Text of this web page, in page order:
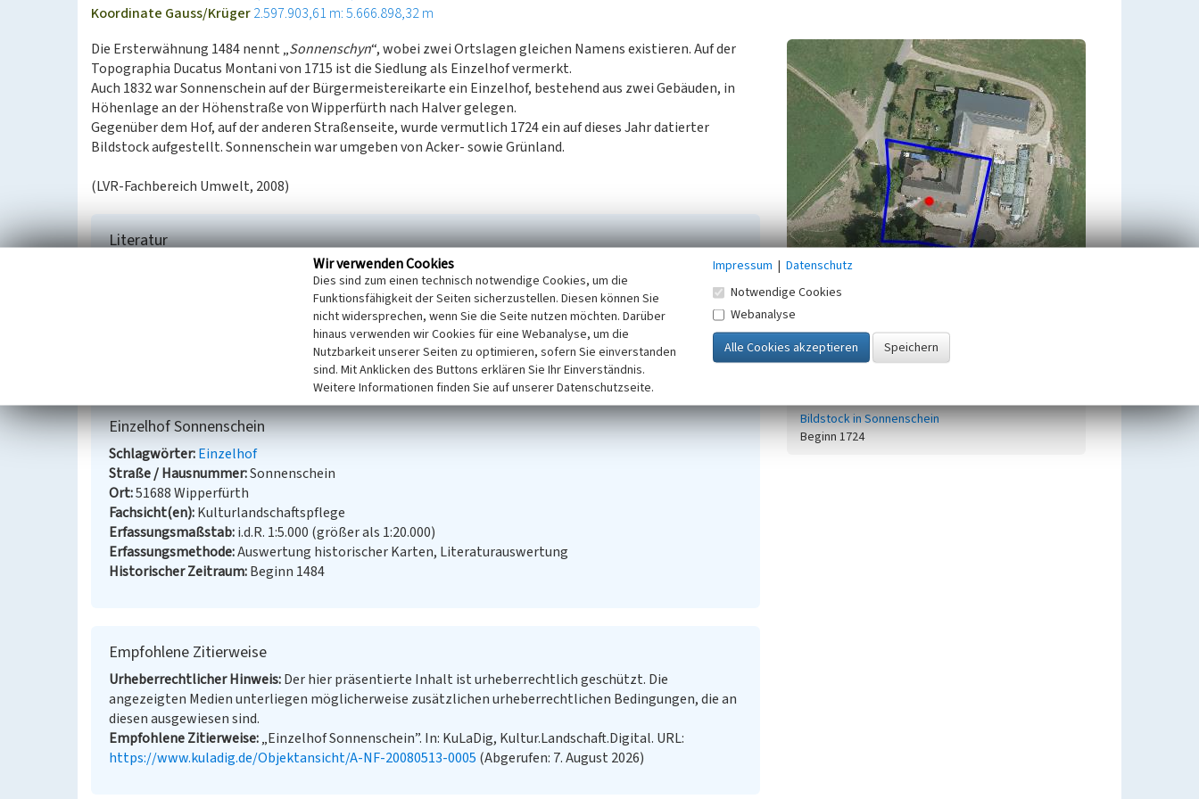
Koordinate Gauss/Krüger2.597.903,61 m: 5.666.898,32 m
Die Ersterwähnung 1484 nennt „Sonnenschyn“, wobei zwei Ortslagen gleichen Namens existieren. Auf der
Topographia Ducatus Montani von 1715 ist die Siedlung als Einzelhof vermerkt.
Auch 1832 war Sonnenschein auf der Bürgermeistereikarte ein Einzelhof, bestehend aus zwei Gebäuden, in
Höhenlage an der Höhenstraße von Wipperfürth nach Halver gelegen.
Gegenüber dem Hof, auf der anderen Straßenseite, wurde vermutlich 1724 ein auf dieses Jahr datierter
Bildstock aufgestellt. Sonnenschein war umgeben von Acker- sowie Grünland.
(LVR-Fachbereich Umwelt, 2008)
Literatur
Pampus, Klaus / Oberbergische Abteilung 1924 e.V. des Bergischen Geschichtsvereins (Hrsg.)
Urkundliche Erstnennungen oberbergischer Orte. (Beiträge zur Oberbergischen Geschichte,
Ploennies, Erich Philipp / Burkhard Dietz (Hrsg.) (1988) Topographia Ducatus Montani (1715). In:
Bergische Forschungen, Band XX, Neustadt/Aisch.
Einzelhof Sonnenschein
Schlagwörter Einzelhof
Straße / Hausnummer Sonnenschein
Ort 51688 Wipperfürth
Fachsicht(en) Kulturlandschaftspflege
Erfassungsmaßstab i.d.R. 1:5.000 (größer als 1:20.000)
Erfassungsmethode Auswertung historischer Karten, Literaturauswertung
Historischer Zeitraum Beginn 1484
Empfohlene Zitierweise
Urheberrechtlicher Hinweis Der hier präsentierte Inhalt ist urheberrechtlich geschützt. Die
angezeigten Medien unterliegen möglicherweise zusätzlichen urheberrechtlichen Bedingungen, die an
diesen ausgewiesen sind.
Empfohlene Zitierweise „Einzelhof Sonnenschein”. In: KuLaDig, Kultur.Landschaft.Digital. URL:
https://www.kuladig.de/Objektansicht/A-NF-20080513-0005 (Abgerufen: 7. August 2026)
Bildstock in Sonnenschein
Beginn 1724
Wir verwenden Cookies
Dies sind zum einen technisch notwendige Cookies, um die
Funktionsfähigkeit der Seiten sicherzustellen. Diesen können Sie
nicht widersprechen, wenn Sie die Seite nutzen möchten. Darüber
hinaus verwenden wir Cookies für eine Webanalyse, um die
Nutzbarkeit unserer Seiten zu optimieren, sofern Sie einverstanden
sind. Mit Anklicken des Buttons erklären Sie Ihr Einverständnis.
Weitere Informationen finden Sie auf unserer Datenschutzseite.
Impressum | Datenschutz
Notwendige Cookies
Webanalyse